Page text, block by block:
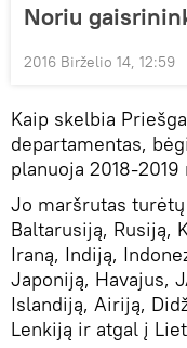
Noriu
2016 Birželio 14, 12:59
Kaip skelbia
departamentas,
planuoja 2018-
Jo maršrutas
Baltarusiją, Rusiją,
Iraną, Indiją,
Japoniją, Havajus,
Islandiją, Airiją,
Lenkiją ir atgal į